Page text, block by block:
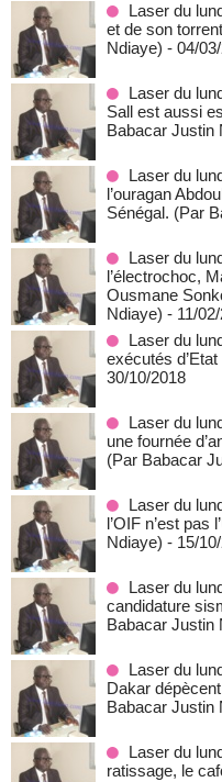
Laser du
et de son
Ndiaye) - 04/
Laser du
Sall est aussi
Babacar Justin
Laser du
l’ouragan
Sénégal. (Par
Laser du
l’électrochoc,
Ousmane
Ndiaye) - 11/
Laser du
exécutés
30/10/2018
Laser du
une fournée
(Par Babacar
Laser du
l’OIF n’est pas
Ndiaye) - 15/
Laser du
candidature
Babacar Justin
Laser du
Dakar
Babacar Justin
Laser du
ratissage, le